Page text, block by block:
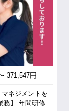
371,547円
ネジメントを
務】 年間研修